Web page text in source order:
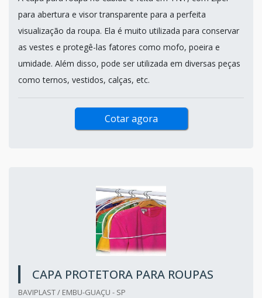
para abertura e visor transparente para a perfeita
visualização da roupa. Ela é muito utilizada para conservar
as vestes e protegê-las fatores como mofo, poeira e
umidade. Além disso, pode ser utilizada em diversas peças
como ternos, vestidos, calças, etc.
Cotar agora
CAPA PROTETORA PARA ROUPAS
BAVIPLAST / EMBU-GUAÇU - SP